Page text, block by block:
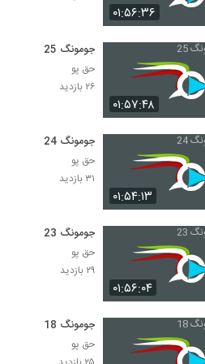
۱۲۳ بازدید
سریال (امام احمد بن حنبل)
۱۸۶ بازدید
سریال(امام احمد بن حنبل)قسمت
سریال (امام احمد بن حنبل)
وپنجم
۳۰۷ بازدید
سریال ( امام احمد بن حنبل )
وششم
۰۱:۵۶:۳۶
۰۱:۵۷:۴۸
جومونگ 25
حق پو
۲۶ بازدید
۰۱:۵۴:۱۳
جومونگ 24
حق پو
۳۱ بازدید
۰۱:۵۶:۰۴
جومونگ 23
حق پو
۲۹ بازدید
جومونگ 18
حق پو